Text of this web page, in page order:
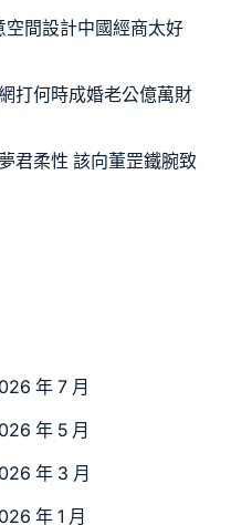
間設計中國經商太好
打何時成婚老公億萬財
君柔性 該向董罡鐵腕致
年 7 月
年 5 月
年 3 月
年 1 月